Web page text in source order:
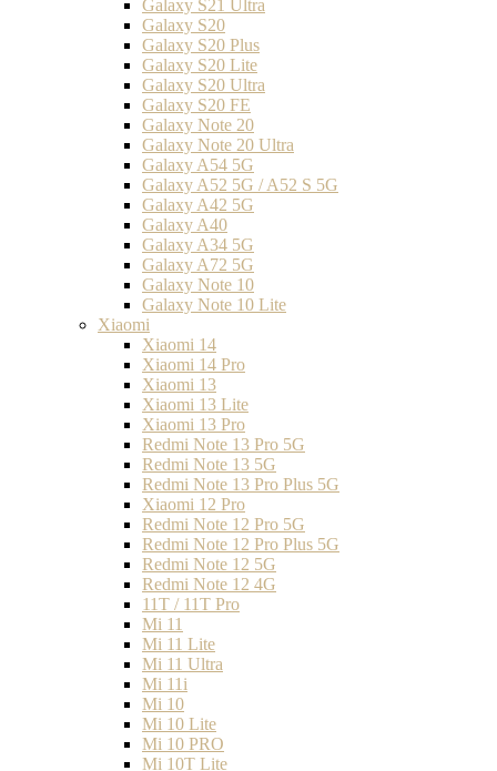
Galaxy S21 Ultra
Galaxy S20
Galaxy S20 Plus
Galaxy S20 Lite
Galaxy S20 Ultra
Galaxy S20 FE
Galaxy Note 20
Galaxy Note 20 Ultra
Galaxy A54 5G
Galaxy A52 5G / A52 S 5G
Galaxy A42 5G
Galaxy A40
Galaxy A34 5G
Galaxy A72 5G
Galaxy Note 10
Galaxy Note 10 Lite
Xiaomi
Xiaomi 14
Xiaomi 14 Pro
Xiaomi 13
Xiaomi 13 Lite
Xiaomi 13 Pro
Redmi Note 13 Pro 5G
Redmi Note 13 5G
Redmi Note 13 Pro Plus 5G
Xiaomi 12 Pro
Redmi Note 12 Pro 5G
Redmi Note 12 Pro Plus 5G
Redmi Note 12 5G
Redmi Note 12 4G
11T / 11T Pro
Mi 11
Mi 11 Lite
Mi 11 Ultra
Mi 11i
Mi 10
Mi 10 Lite
Mi 10 PRO
Mi 10T Lite